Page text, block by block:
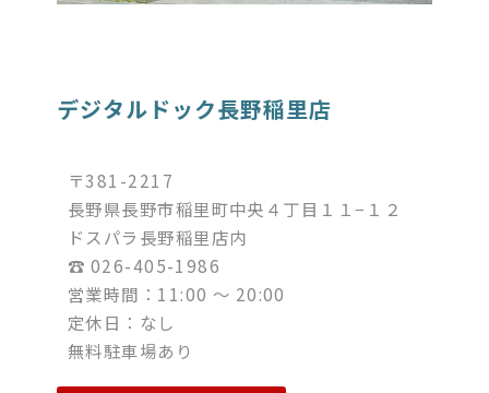
デジタルドック長野稲里店
〒381-2217
長野県長野市稲里町中央４丁目１１−１２
ドスパラ長野稲里店内
☎︎ 026-405-1986
営業時間：11:00 ～ 20:00
定休日：なし
無料駐車場あり